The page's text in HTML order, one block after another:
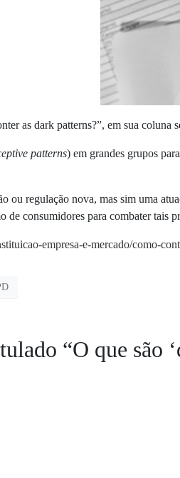
as dark patterns?”, em sua coluna
patterns) em grandes grupos
ou regulação nova, mas sim uma
consumidores para combater tais
empresa-e-mercado/como-
“O que são